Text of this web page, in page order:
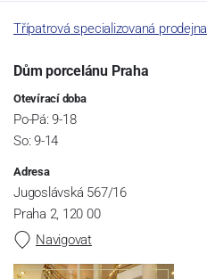
Třípatrová specializovaná prodejna
Dům porcelánu Praha
Otevírací doba
Po-Pá: 9-18
So: 9-14
Adresa
Jugoslávská 567/16
Praha 2, 120 00
Navigovat